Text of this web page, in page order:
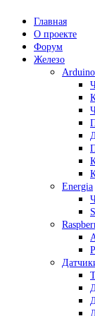
Главная
О проекте
Форум
Железо
Arduino
Energia